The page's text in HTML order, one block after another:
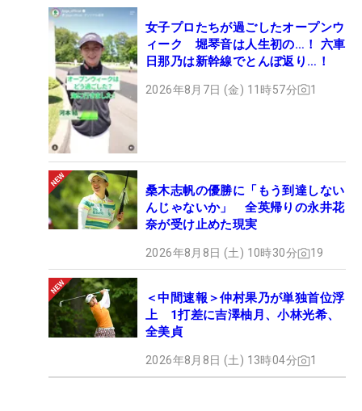
女子プロたちが過ごしたオープンウ
ィーク 堀琴音は人生初の…！ 六車
日那乃は新幹線でとんぼ返り…！
2026年8月7日 (金) 11時57分 1
桑木志帆の優勝に「もう到達しない
んじゃないか」 全英帰りの永井花
奈が受け止めた現実
2026年8月8日 (土) 10時30分 19
＜中間速報＞仲村果乃が単独首位浮
上 1打差に吉澤柚月、小林光希、
全美貞
2026年8月8日 (土) 13時04分 1